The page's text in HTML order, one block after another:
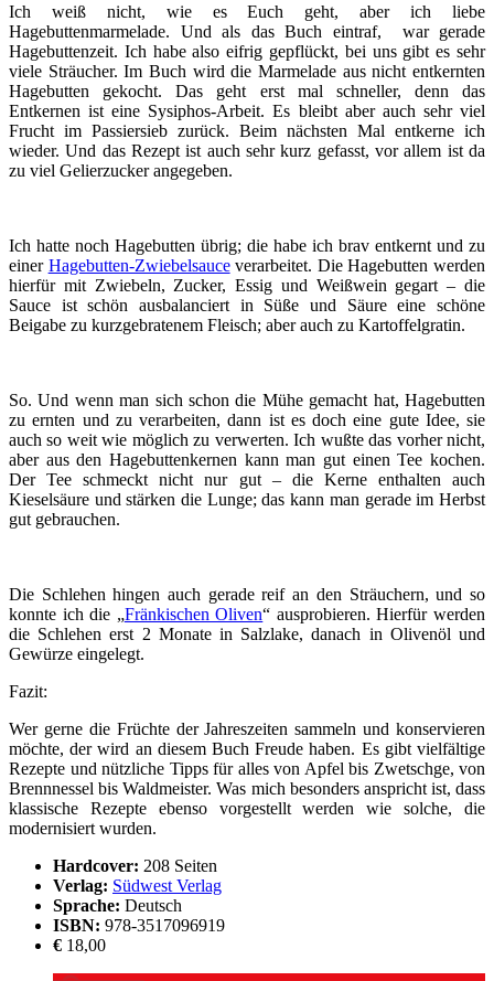
Ich weiß nicht, wie es Euch geht, aber ich liebe
Hagebuttenmarmelade. Und als das Buch eintraf, war gerade
Hagebuttenzeit. Ich habe also eifrig gepflückt, bei uns gibt es sehr
viele Sträucher. Im Buch wird die Marmelade aus nicht entkernten
Hagebutten gekocht. Das geht erst mal schneller, denn das
Entkernen ist eine Sysiphos-Arbeit. Es bleibt aber auch sehr viel
Frucht im Passiersieb zurück. Beim nächsten Mal entkerne ich
wieder. Und das Rezept ist auch sehr kurz gefasst, vor allem ist da
zu viel Gelierzucker angegeben.
Ich hatte noch Hagebutten übrig; die habe ich brav entkernt und zu
einer Hagebutten-Zwiebelsauceverarbeitet. Die Hagebutten werden
hierfür mit Zwiebeln, Zucker, Essig und Weißwein gegart – die
Sauce ist schön ausbalanciert in Süße und Säure eine schöne
Beigabe zu kurzgebratenem Fleisch; aber auch zu Kartoffelgratin.
So. Und wenn man sich schon die Mühe gemacht hat, Hagebutten
zu ernten und zu verarbeiten, dann ist es doch eine gute Idee, sie
auch so weit wie möglich zu verwerten. Ich wußte das vorher nicht,
aber aus den Hagebuttenkernen kann man gut einen Tee kochen.
Der Tee schmeckt nicht nur gut – die Kerne enthalten auch
Kieselsäure und stärken die Lunge; das kann man gerade im Herbst
gut gebrauchen.
Die Schlehen hingen auch gerade reif an den Sträuchern, und so
konnte ich die „Fränkischen Oliven“ ausprobieren. Hierfür werden
die Schlehen erst 2 Monate in Salzlake, danach in Olivenöl und
Gewürze eingelegt.
Fazit:
Wer gerne die Früchte der Jahreszeiten sammeln und konservieren
möchte, der wird an diesem Buch Freude haben. Es gibt vielfältige
Rezepte und nützliche Tipps für alles von Apfel bis Zwetschge, von
Brennnessel bis Waldmeister. Was mich besonders anspricht ist, dass
klassische Rezepte ebenso vorgestellt werden wie solche, die
modernisiert wurden.
Hardcover: 208 Seiten
Verlag: Südwest Verlag
Sprache: Deutsch
ISBN: 978-3517096919
€ 18,00